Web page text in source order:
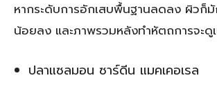
หากระดับการอักเสบพื้นฐานลดลง ผิวก็
น้อยลง และภาพรวมหลังทำหัตถการจะดู
ปลาแซลมอน ซาร์ดีน แมคเคอเรล